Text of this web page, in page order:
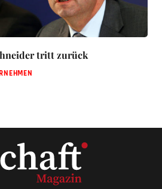
tritt zurück